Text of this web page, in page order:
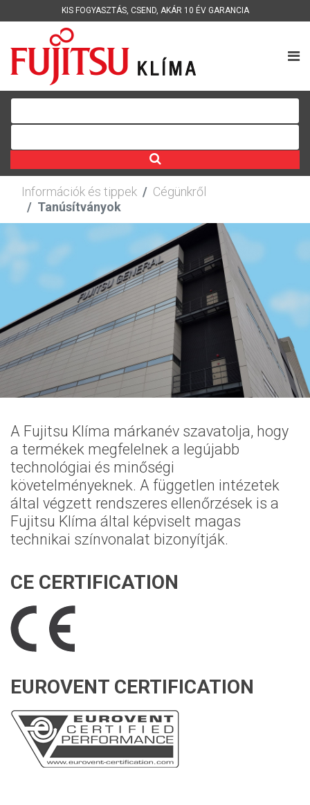
KIS FOGYASZTÁS, CSEND, AKÁR 10 ÉV GARANCIA
Információk és tippek
Cégünkről
Tanúsítványok
A Fujitsu Klíma márkanév szavatolja, hogy
a termékek megfelelnek a legújabb
technológiai és minőségi
követelményeknek. A független intézetek
által végzett rendszeres ellenőrzések is a
Fujitsu Klíma által képviselt magas
technikai színvonalat bizonyítják.
CE CERTIFICATION
EUROVENT CERTIFICATION